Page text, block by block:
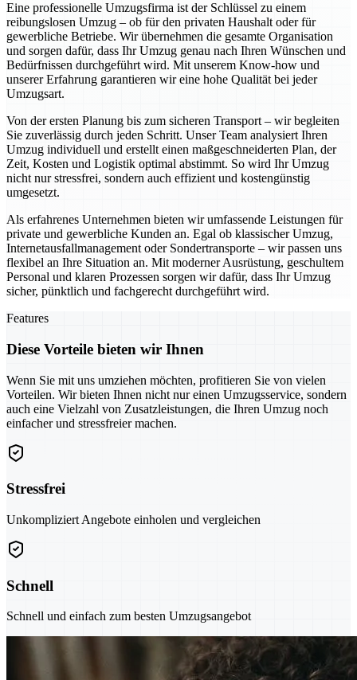
Eine professionelle Umzugsfirma ist der Schlüssel zu einem
reibungslosen Umzug – ob für den privaten Haushalt oder für
gewerbliche Betriebe. Wir übernehmen die gesamte Organisation
und sorgen dafür, dass Ihr Umzug genau nach Ihren Wünschen und
Bedürfnissen durchgeführt wird. Mit unserem Know-how und
unserer Erfahrung garantieren wir eine hohe Qualität bei jeder
Umzugsart.
Von der ersten Planung bis zum sicheren Transport – wir begleiten
Sie zuverlässig durch jeden Schritt. Unser Team analysiert Ihren
Umzug individuell und erstellt einen maßgeschneiderten Plan, der
Zeit, Kosten und Logistik optimal abstimmt. So wird Ihr Umzug
nicht nur stressfrei, sondern auch effizient und kostengünstig
umgesetzt.
Als erfahrenes Unternehmen bieten wir umfassende Leistungen für
private und gewerbliche Kunden an. Egal ob klassischer Umzug,
Internetausfallmanagement oder Sondertransporte – wir passen uns
flexibel an Ihre Situation an. Mit moderner Ausrüstung, geschultem
Personal und klaren Prozessen sorgen wir dafür, dass Ihr Umzug
sicher, pünktlich und fachgerecht durchgeführt wird.
Features
Diese Vorteile bieten wir Ihnen
Wenn Sie mit uns umziehen möchten, profitieren Sie von vielen
Vorteilen. Wir bieten Ihnen nicht nur einen Umzugsservice, sondern
auch eine Vielzahl von Zusatzleistungen, die Ihren Umzug noch
einfacher und stressfreier machen.
Stressfrei
Unkompliziert Angebote einholen und vergleichen
Schnell
Schnell und einfach zum besten Umzugsangebot